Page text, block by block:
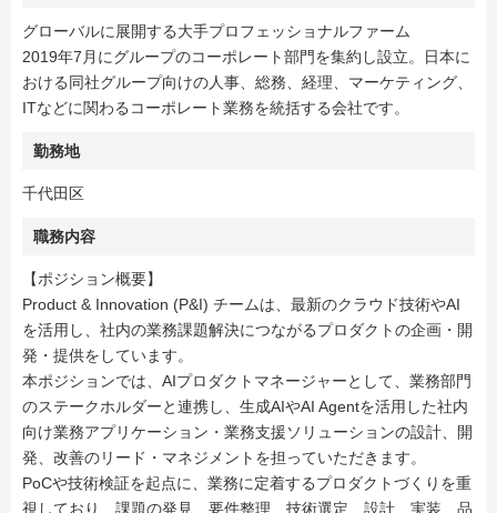
グローバルに展開する大手プロフェッショナルファーム
2019年7月にグループのコーポレート部門を集約し設立。日本に
おける同社グループ向けの人事、総務、経理、マーケティング、
ITなどに関わるコーポレート業務を統括する会社です。
勤務地
千代田区
職務内容
【ポジション概要】
Product & Innovation (P&I) チームは、最新のクラウド技術やAI
を活用し、社内の業務課題解決につながるプロダクトの企画・開
発・提供をしています。
本ポジションでは、AIプロダクトマネージャーとして、業務部門
のステークホルダーと連携し、生成AIやAI Agentを活用した社内
向け業務アプリケーション・業務支援ソリューションの設計、開
発、改善のリード・マネジメントを担っていただきます。
PoCや技術検証を起点に、業務に定着するプロダクトづくりを重
視しており、課題の発見、要件整理、技術選定、設計、実装、品